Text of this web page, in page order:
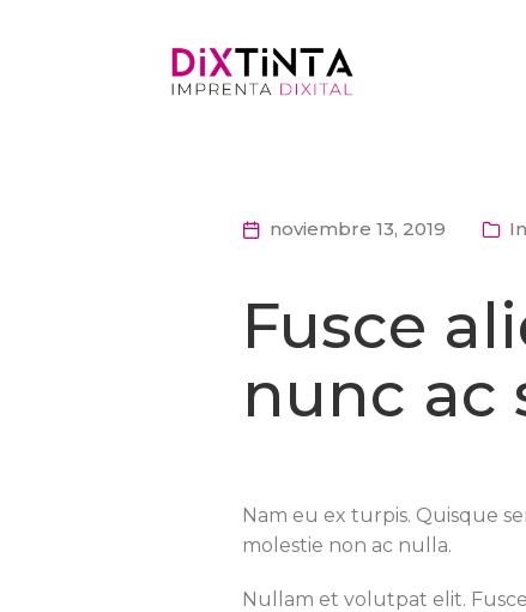
noviembre 13, 2019
Fusce
nunc ac
Nam eu ex turpis. Quisque
molestie non ac nulla.
Nullam et volutpat elit.